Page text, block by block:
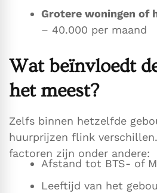
Grotere woningen of
– 40.000 per maand
Wat beïnvloedt
het meest?
Zelfs binnen hetzelfde
huurprijzen flink
factoren zijn onder andere:
Afstand tot BTS- of
Leeftijd van het